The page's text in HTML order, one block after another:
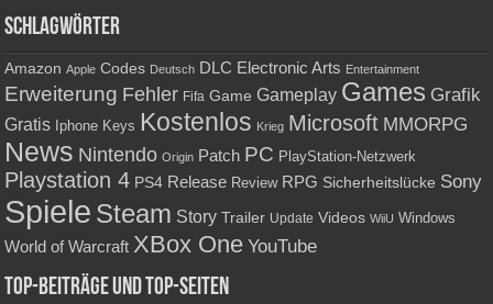
Schlagwörter
Amazon Apple Codes Deutsch DLC Electronic Arts Entertainment
Erweiterung Fehler Fifa Game Gameplay Games Grafik
Gratis Iphone Keys Kostenlos Krieg Microsoft MMORPG
News Nintendo Origin Patch PC PlayStation-Netzwerk
Playstation 4 PS4 Release Review RPG Sicherheitslücke Sony
Spiele Steam Story Trailer Update Videos WiiU Windows
World of Warcraft XBox One YouTube
Top-Beiträge und Top-Seiten